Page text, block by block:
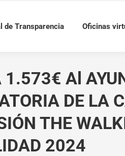
de Transparencia Oficinas
1.573€ Al
DE LA
THE
2024